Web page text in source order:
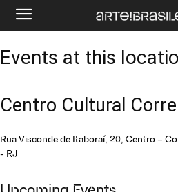
Events at this
Centro Cultural
Rua Visconde de Itaboraí, 20, Centro –
- RJ